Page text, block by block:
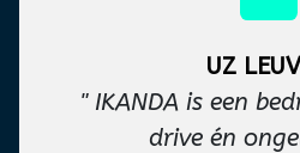
UZ
" IKANDA is een
drive én